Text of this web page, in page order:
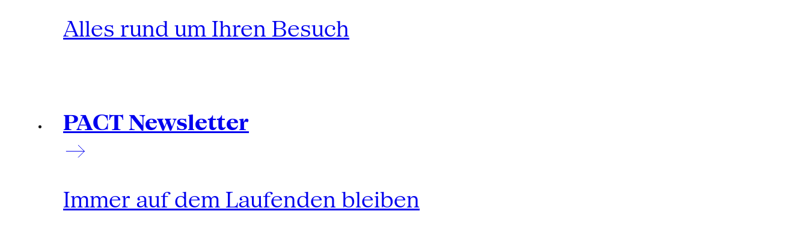
Alles rund um Ihren Besuch
PACT Newsletter
Immer auf dem Laufenden bleiben